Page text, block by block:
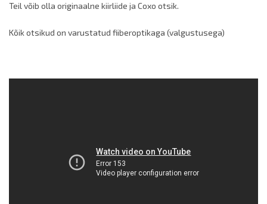
Teil võib olla originaalne kiirliide ja Coxo otsik.
Kõik otsikud on varustatud fiiberoptikaga (valgustusega)